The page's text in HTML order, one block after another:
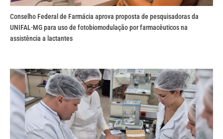
Conselho Federal de Farmácia aprova proposta de pesquisadoras da
UNIFAL-MG para uso de fotobiomodulação por farmacêuticos na
assistência a lactantes